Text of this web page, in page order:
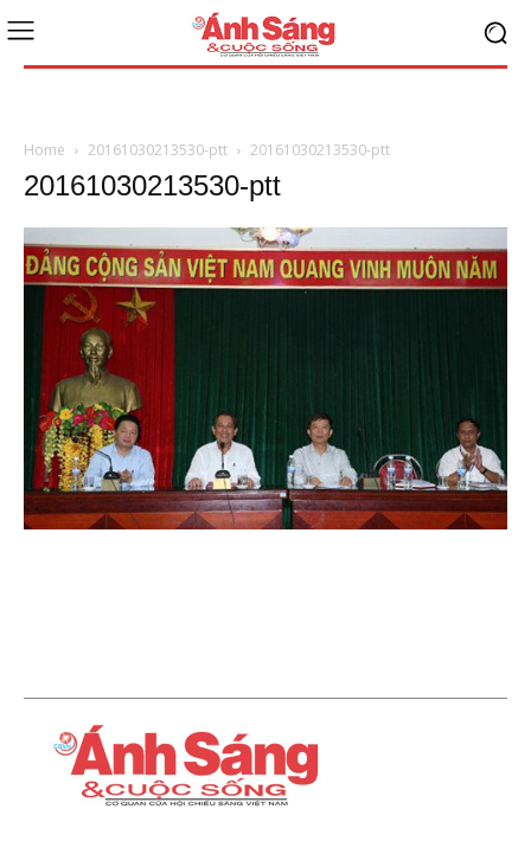
Home 20161030213530-ptt 20161030213530-ptt
20161030213530-ptt